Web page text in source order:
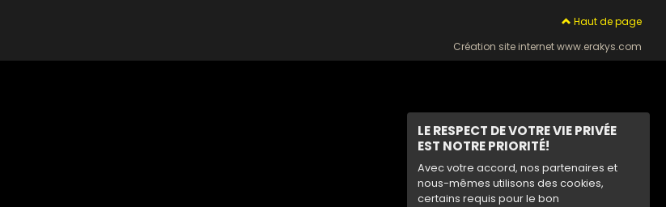
LE RESPECT DE VOTRE VIE PRIVÉE
EST NOTRE PRIORITÉ!
Avec votre accord, nos partenaires et
nous-mêmes utilisons des cookies,
certains requis pour le bon
Haut de page
Création site internet www.erakys.com